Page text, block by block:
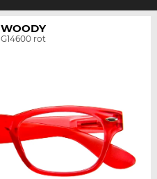
WOODY
G14600 rot